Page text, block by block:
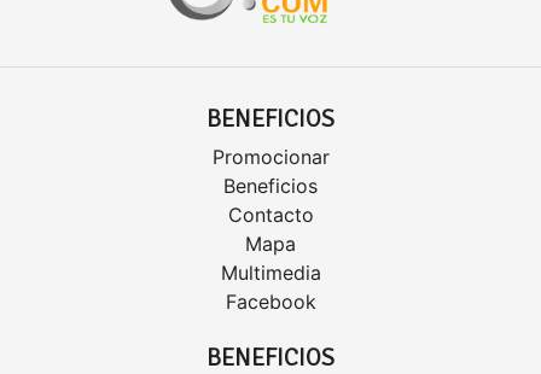
BENEFICIOS
Promocionar
Beneficios
Contacto
Mapa
Multimedia
Facebook
BENEFICIOS